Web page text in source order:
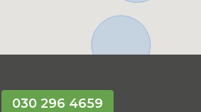
030 296 4659